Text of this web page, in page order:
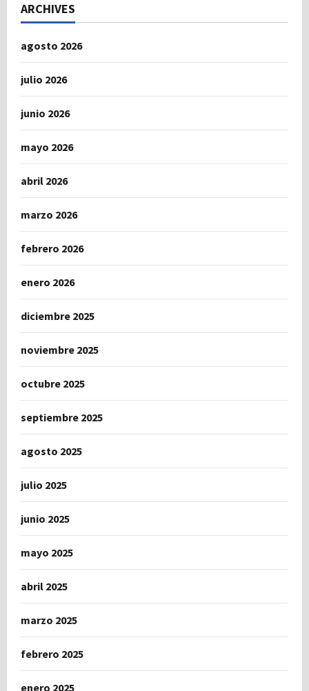
ARCHIVES
agosto 2026
julio 2026
junio 2026
mayo 2026
abril 2026
marzo 2026
febrero 2026
enero 2026
diciembre 2025
noviembre 2025
octubre 2025
septiembre 2025
agosto 2025
julio 2025
junio 2025
mayo 2025
abril 2025
marzo 2025
febrero 2025
enero 2025